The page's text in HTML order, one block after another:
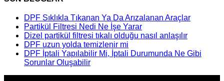
DPF Sıklıkla Tıkanan Ya Da Arızalanan Araçlar
Partikül Filtresi Nedi Ne İşe Yarar
Dizel partikül filtresi tıkalı olduğu nasıl anlaşılır
DPF uzun yolda temizlenir mi
DPF İptali Yapılabilir Mi, İptali Durumunda Ne Gibi
Sorunlar Oluşabilir